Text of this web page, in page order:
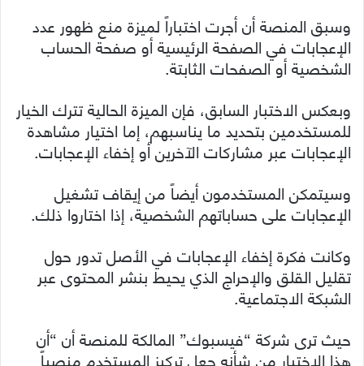
وسبق المنصة أن أجرت اختباراً لميزة منع ظهور عدد
الإعجابات في الصفحة الرئيسية أو صفحة الحساب
الشخصية أو الصفحات الثابتة.
وبعكس الاختبار السابق، فإن الميزة الحالية تترك الخيار
للمستخدمين بتحديد ما يناسبهم، إما اختيار مشاهدة
الإعجابات عبر مشاركات الآخرين أو إخفاء الإعجابات.
وسيتمكن المستخدمون أيضاً من إيقاف تشغيل
الإعجابات على حساباتهم الشخصية، إذا اختاروا ذلك.
وكانت فكرة إخفاء الإعجابات في الأصل تدور حول
تقليل القلق والإحراج الذي يحيط بنشر المحتوى عبر
الشبكة الاجتماعية.
حيث ترى شركة “فيسبوك” المالكة للمنصة أن “أن
هذا الاختبار من شأنه جعل تركيز المستخدم منصباً